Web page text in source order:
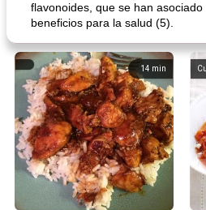
flavonoides, que se han
beneficios para la salud (5).
14 min